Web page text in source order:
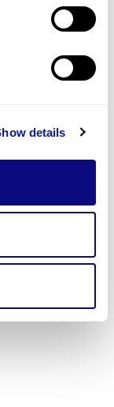
details
식을 받아보세요.